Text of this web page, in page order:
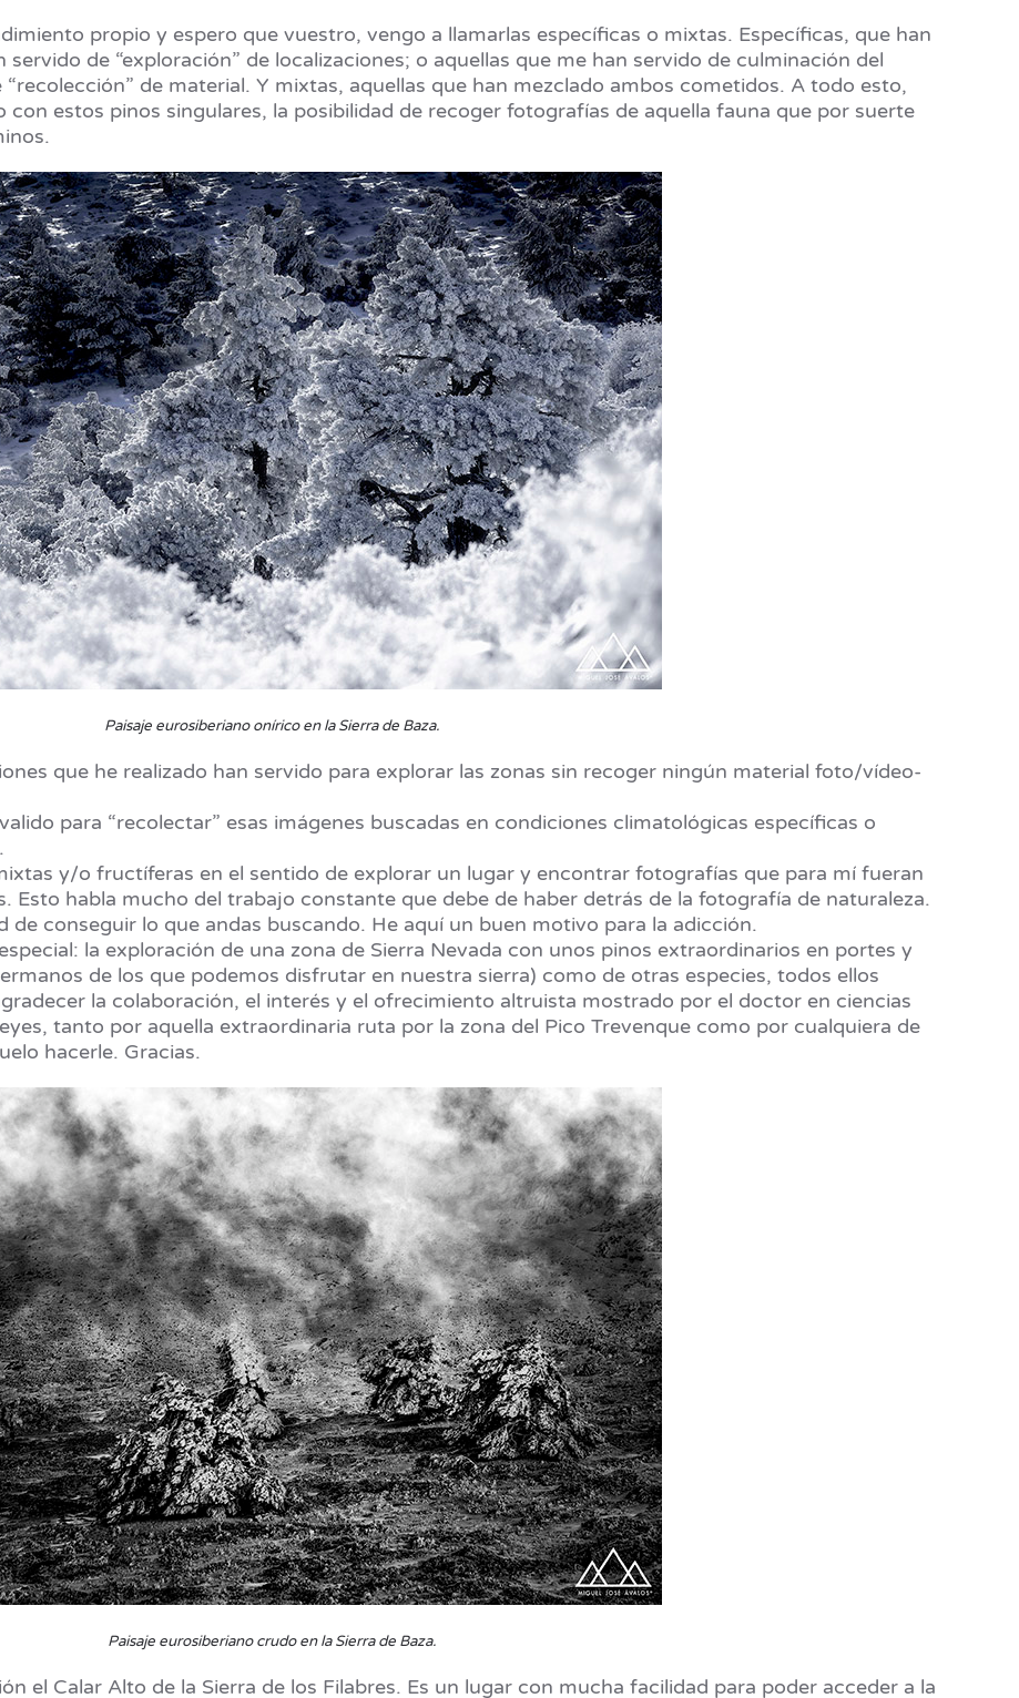
propio y espero que vuestro, vengo a llamarlas específicas o mixtas. Específicas, que han
de “exploración” de localizaciones; o aquellas que me han servido de culminación del
de material. Y mixtas, aquellas que han mezclado ambos cometidos. A todo esto,
con estos pinos singulares, la posibilidad de recoger fotografías de aquella fauna que por suerte
Paisaje eurosiberiano onírico en la Sierra de Baza.
que he realizado han servido para explorar las zonas sin recoger ningún material foto/vídeo-
para “recolectar” esas imágenes buscadas en condiciones climatológicas específicas o
y/o fructíferas en el sentido de explorar un lugar y encontrar fotografías que para mí fueran
Esto habla mucho del trabajo constante que debe de haber detrás de la fotografía de naturaleza.
de conseguir lo que andas buscando. He aquí un buen motivo para la adicción.
la exploración de una zona de Sierra Nevada con unos pinos extraordinarios en portes y
de los que podemos disfrutar en nuestra sierra) como de otras especies, todos ellos
la colaboración, el interés y el ofrecimiento altruista mostrado por el doctor en ciencias
tanto por aquella extraordinaria ruta por la zona del Pico Trevenque como por cualquiera de
hacerle. Gracias.
Paisaje eurosiberiano crudo en la Sierra de Baza.
el Calar Alto de la Sierra de los Filabres. Es un lugar con mucha facilidad para poder acceder a la